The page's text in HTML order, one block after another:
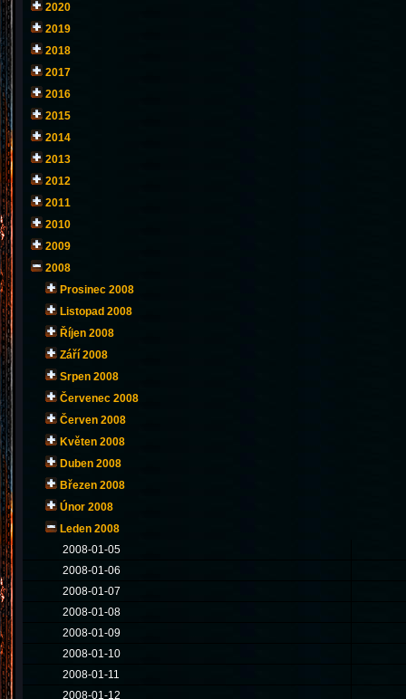
2020
2019
2018
2017
2016
2015
2014
2013
2012
2011
2010
2009
2008
Prosinec 2008
Listopad 2008
Říjen 2008
Září 2008
Srpen 2008
Červenec 2008
Červen 2008
Květen 2008
Duben 2008
Březen 2008
Únor 2008
Leden 2008
2008-01-05
2008-01-06
2008-01-07
2008-01-08
2008-01-09
2008-01-10
2008-01-11
2008-01-12